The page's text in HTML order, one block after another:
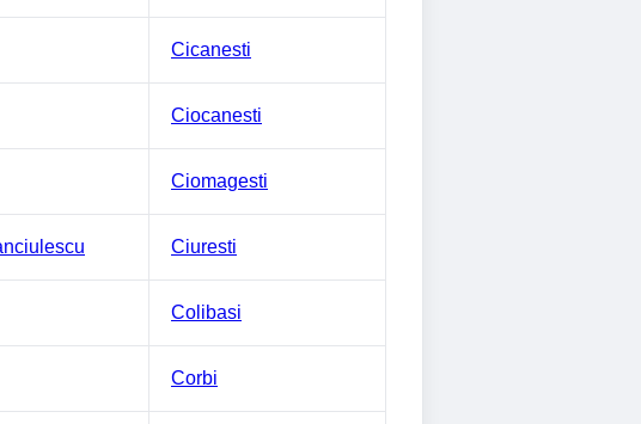
Cicanesti
Ciocanesti
Ciomagesti
Ciuresti
Colibasi
Corbi